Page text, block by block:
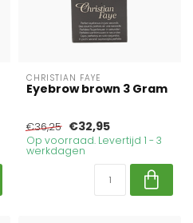
CHRISTIAN FAYE
Eyebrow brown 3 Gram
€36,25 €32,95
Op voorraad. Levertijd 1 - 3
werkdagen